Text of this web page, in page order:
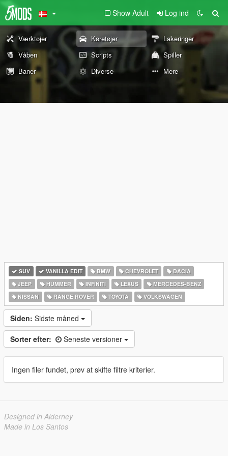
Show Adult Log ind
Værktøjer Køretøjer
Lakeringer
Våben
Scripts
Spiller
Baner
Diverse Mere
SUV VANILLA EDIT BMW CHEVROLET
DACIA
JEEP
HUMMER INFINITI LEXUS
MERCEDES-BENZ
NISSAN
RANGE ROVER TOYOTA VOLKSWAGEN
Siden: Sidste måned
Sorter efter: Seneste versioner
Ingen filer fundet, prøv at skifte filtre kriterier.
Designed in Alderney
Made in Los Santos